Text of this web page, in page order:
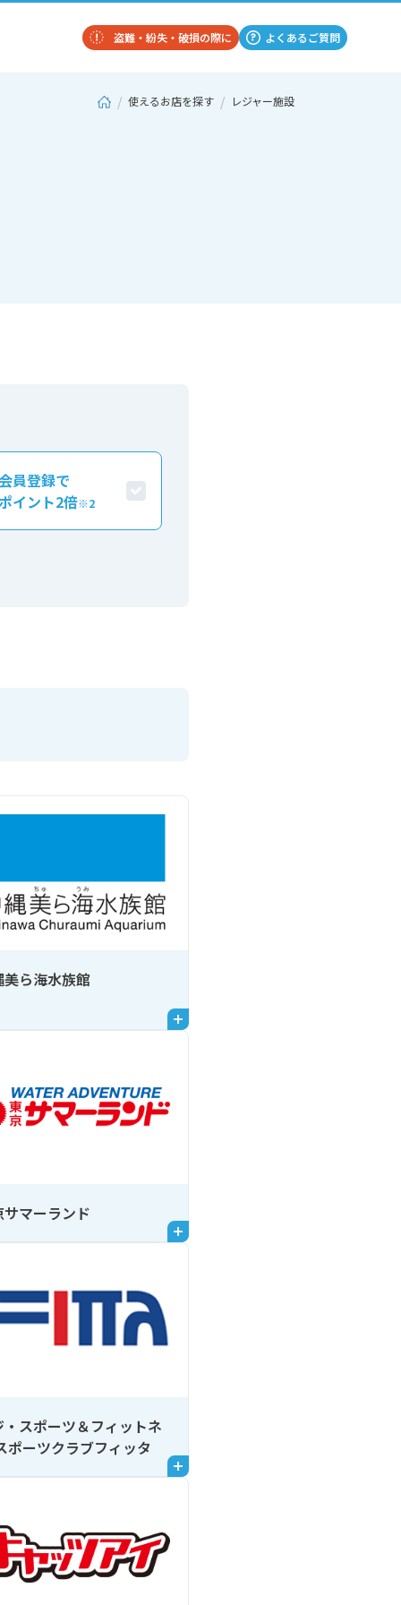
盗難・紛失・破損の際に よくあるご質問
使えるお店を探す レジャー施設
会員登録で
イント2倍※2
美ら海水族館
サマーランド
・スポーツ＆フィットネ
ポーツクラブフィッタ